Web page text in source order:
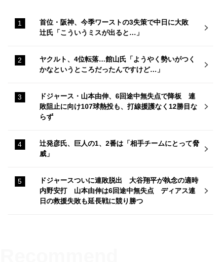
首位・阪神、今季ワーストの3失策で中日に大敗
辻氏「こういうミスが出ると…」
ヤクルト、4位転落…館山氏「ようやく勢いがつく
かなというところだったんですけど…」
ドジャース・山本由伸、6回途中無失点で降板 連
敗阻止に向け107球熱投も、打線援護なく12勝目な
らず
辻発彦氏、巨人の1、2番は「相手チームにとって脅
威」
ドジャースついに連敗脱出 大谷翔平が執念の適時
内野安打 山本由伸は6回途中無失点 ディアス連
日の救援失敗も延長戦に競り勝つ